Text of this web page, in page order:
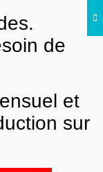
de Cuba
de
et
sur